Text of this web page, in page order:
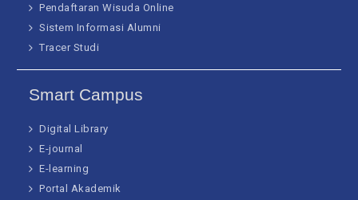
Pendaftaran Wisuda Online
Sistem Informasi Alumni
Tracer Studi
Smart Campus
Digital Library
E-journal
E-learning
Portal Akademik